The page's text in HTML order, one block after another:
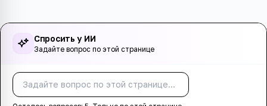
Спросить у ИИ
Задайте вопрос по этой странице